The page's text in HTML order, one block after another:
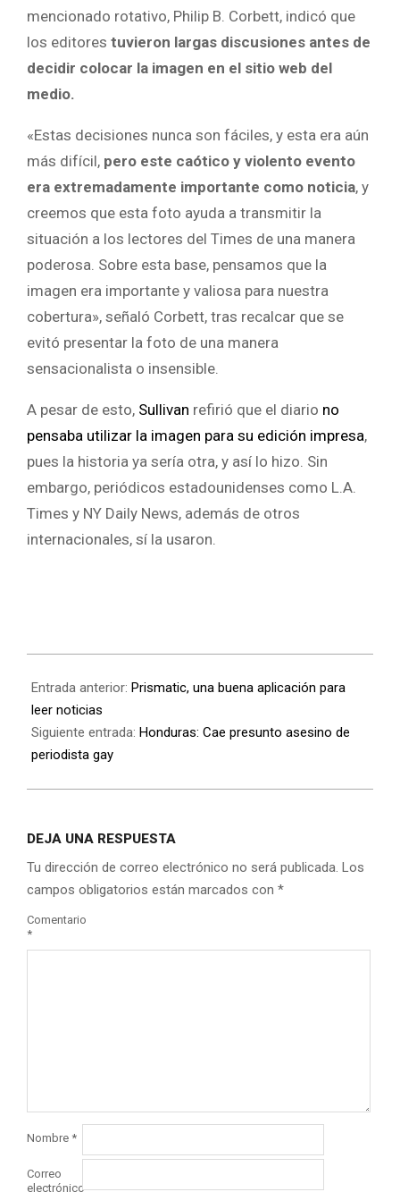
mencionado rotativo, Philip B. Corbett, indicó que
los editores tuvieron largas discusiones antes de
decidir colocar la imagen en el sitio web del
medio.
«Estas decisiones nunca son fáciles, y esta era aún
más difícil, pero este caótico y violento evento
era extremadamente importante como noticia, y
creemos que esta foto ayuda a transmitir la
situación a los lectores del Times de una manera
poderosa. Sobre esta base, pensamos que la
imagen era importante y valiosa para nuestra
cobertura», señaló Corbett, tras recalcar que se
evitó presentar la foto de una manera
sensacionalista o insensible.
A pesar de esto, Sullivan refirió que el diario no
pensaba utilizar la imagen para su edición impresa,
pues la historia ya sería otra, y así lo hizo. Sin
embargo, periódicos estadounidenses como L.A.
Times y NY Daily News, además de otros
internacionales, sí la usaron.
Entrada anterior: Prismatic, una buena aplicación para
leer noticias
Siguiente entrada: Honduras: Cae presunto asesino de
periodista gay
DEJA UNA RESPUESTA
Tu dirección de correo electrónico no será publicada. Los
campos obligatorios están marcados con *
Comentario
*
Nombre *
Correo
electrónico